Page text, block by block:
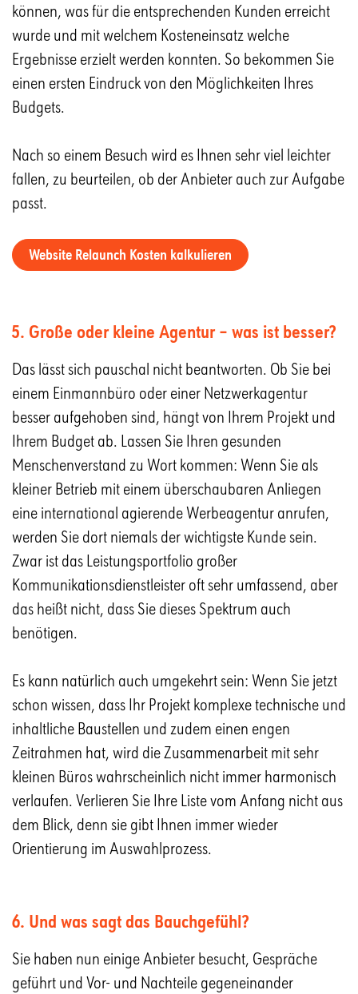
können, was für die entsprechenden Kunden erreicht
wurde und mit welchem Kosteneinsatz welche
Ergebnisse erzielt werden konnten. So bekommen Sie
einen ersten Eindruck von den Möglichkeiten Ihres
Budgets.
Nach so einem Besuch wird es Ihnen sehr viel leichter
fallen, zu beurteilen, ob der Anbieter auch zur Aufgabe
passt.
Website Relaunch Kosten kalkulieren
5. Große oder kleine Agentur – was ist besser?
Das lässt sich pauschal nicht beantworten. Ob Sie bei
einem Einmannbüro oder einer Netzwerkagentur
besser aufgehoben sind, hängt von Ihrem Projekt und
Ihrem Budget ab. Lassen Sie Ihren gesunden
Menschenverstand zu Wort kommen: Wenn Sie als
kleiner Betrieb mit einem überschaubaren Anliegen
eine international agierende Werbeagentur anrufen,
werden Sie dort niemals der wichtigste Kunde sein.
Zwar ist das Leistungsportfolio großer
Kommunikationsdienstleister oft sehr umfassend, aber
das heißt nicht, dass Sie dieses Spektrum auch
benötigen.
Es kann natürlich auch umgekehrt sein: Wenn Sie jetzt
schon wissen, dass Ihr Projekt komplexe technische und
inhaltliche Baustellen und zudem einen engen
Zeitrahmen hat, wird die Zusammenarbeit mit sehr
kleinen Büros wahrscheinlich nicht immer harmonisch
verlaufen. Verlieren Sie Ihre Liste vom Anfang nicht aus
dem Blick, denn sie gibt Ihnen immer wieder
Orientierung im Auswahlprozess.
6. Und was sagt das Bauchgefühl?
Sie haben nun einige Anbieter besucht, Gespräche
geführt und Vor- und Nachteile gegeneinander